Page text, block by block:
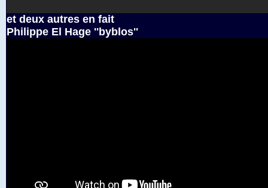
et deux autres en fait
Philippe El Hage ''byblos''